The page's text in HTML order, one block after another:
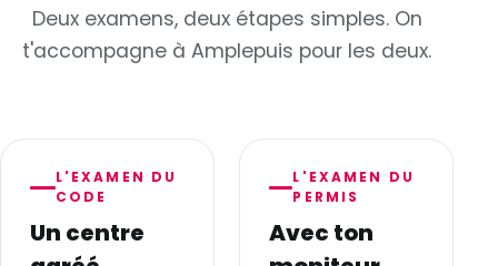
Deux examens, deux étapes simples. On
t'accompagne à Amplepuis pour les deux.
L'EXAMEN DU
CODE
Un centre
L'EXAMEN DU
PERMIS
Avec ton